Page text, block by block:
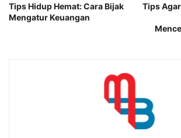
Tips Hidup Hemat: Cara Bijak
Mengatur Keuangan
Tips